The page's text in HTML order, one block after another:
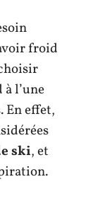
froid
l’une
En effet,
ski, et